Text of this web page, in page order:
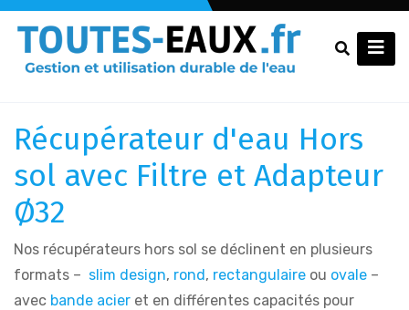
Récupérateur d'eau Hors
sol avec Filtre et Adapteur
Ø32
Nos récupérateurs hors sol se déclinent en plusieurs
formats – slim design, rond, rectangulaire ou ovale –
avec bande acier et en différentes capacités pour